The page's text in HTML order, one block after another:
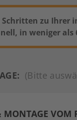
zu Ihrer
in weniger als
(Bitte
MONTAGE VOM